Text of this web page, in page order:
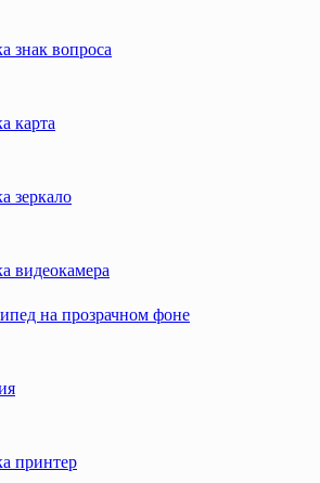
знак вопроса
карта
зеркало
видеокамера
на прозрачном фоне
принтер